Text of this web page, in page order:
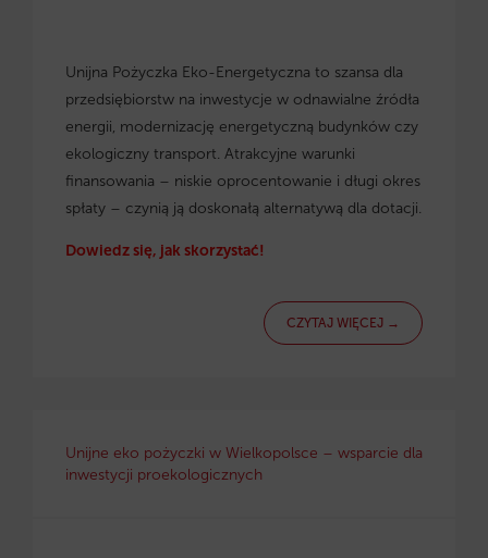
Unijna Pożyczka Eko-Energetyczna to szansa dla
przedsiębiorstw na inwestycje w odnawialne źródła
energii, modernizację energetyczną budynków czy
ekologiczny transport. Atrakcyjne warunki
finansowania – niskie oprocentowanie i długi okres
spłaty – czynią ją doskonałą alternatywą dla dotacji.
Dowiedz się, jak skorzystać!
CZYTAJ WIĘCEJ →
Unijne eko pożyczki w Wielkopolsce – wsparcie dla
inwestycji proekologicznych